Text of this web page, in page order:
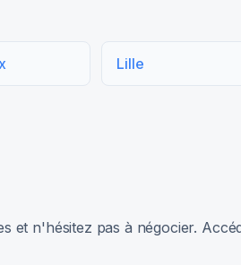
Lille
et n'hésitez pas à négocier.